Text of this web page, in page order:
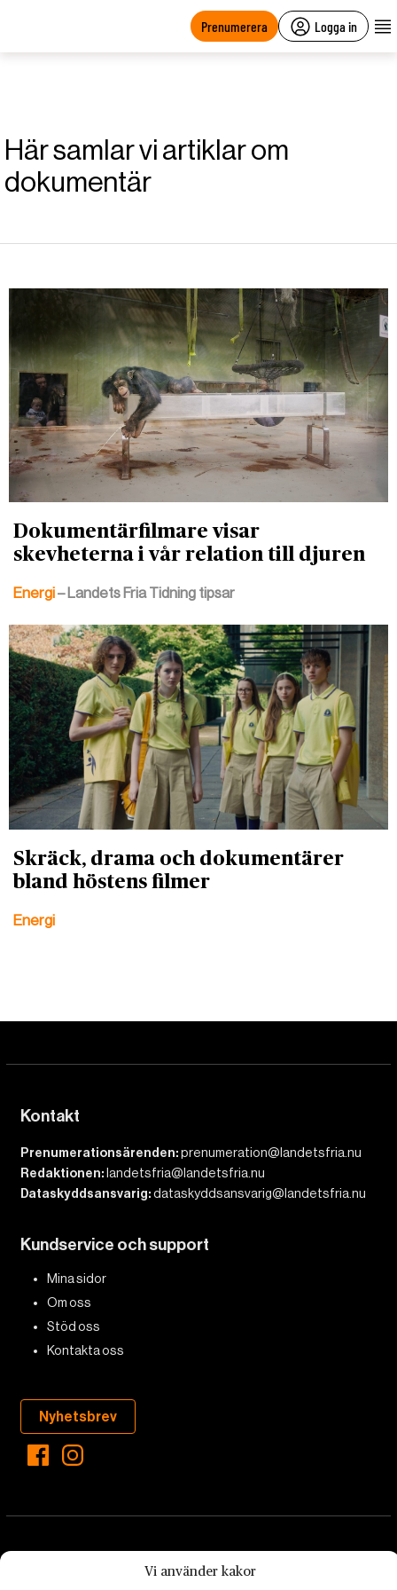
Vi använder kakor
Prenumerera Logga in
Här samlar vi artiklar om
dokumentär
Dokumentärfilmare visar
skevheterna i vår relation till djuren
Energi– Landets Fria Tidning tipsar
Skräck, drama och dokumentärer
bland höstens filmer
Energi
Kontakt
Prenumerationsärenden:prenumeration@landetsfria.nu
Redaktionen: landetsfria@landetsfria.nu
Dataskyddsansvarig:dataskyddsansvarig@landetsfria.nu
Kundservice och support
Mina sidor
Om oss
Stöd oss
Kontakta oss
Nyhetsbrev